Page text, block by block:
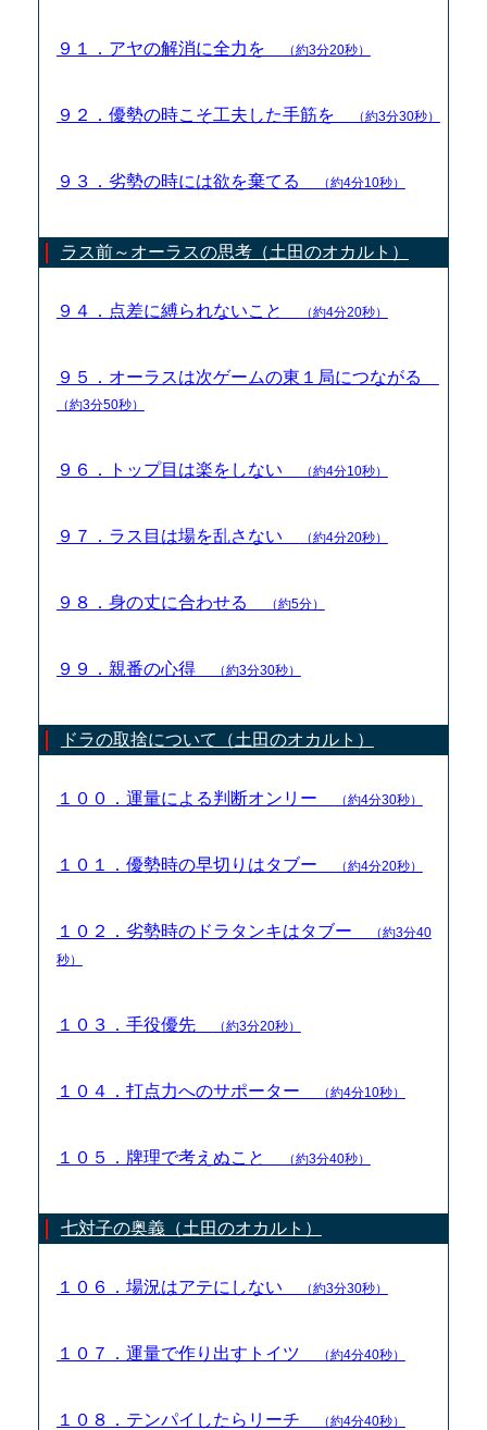
９１．アヤの解消に全力を （約3分20秒）
９２．優勢の時こそ工夫した手筋を （約3分30秒）
９３．劣勢の時には欲を棄てる （約4分10秒）
ラス前～オーラスの思考（土田のオカルト）
９４．点差に縛られないこと （約4分20秒）
９５．オーラスは次ゲームの東１局につながる
（約3分50秒）
９６．トップ目は楽をしない （約4分10秒）
９７．ラス目は場を乱さない （約4分20秒）
９８．身の丈に合わせる （約5分）
９９．親番の心得 （約3分30秒）
ドラの取捨について（土田のオカルト）
１００．運量による判断オンリー （約4分30秒）
１０１．優勢時の早切りはタブー （約4分20秒）
１０２．劣勢時のドラタンキはタブー
（約3分40
秒）
１０３．手役優先 （約3分20秒）
１０４．打点力へのサポーター （約4分10秒）
１０５．牌理で考えぬこと （約3分40秒）
七対子の奥義（土田のオカルト）
１０６．場況はアテにしない （約3分30秒）
１０７．運量で作り出すトイツ （約4分40秒）
１０８．テンパイしたらリーチ （約4分40秒）